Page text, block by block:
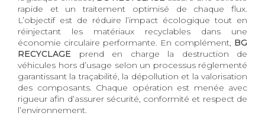
rapide et un traitement optimisé de chaque flux.
L’objectif est de réduire l’impact écologique tout en
réinjectant les matériaux recyclables dans une
économie circulaire performante. En complément, BG
RECYCLAGE prend en charge la destruction de
véhicules hors d’usage selon un processus réglementé
garantissant la traçabilité, la dépollution et la valorisation
des composants. Chaque opération est menée avec
rigueur afin d’assurer sécurité, conformité et respect de
l’environnement.